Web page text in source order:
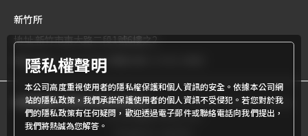
新竹所
地址新竹市東大路二段1號6樓之2
電話886-3-534-9161
商標權屬世界專利有限公司所有© World Patent Limited Company
Inc All Rights Reserved.
隱私權聲明
本公司高度重視使用者的隱私權保護和個人資訊的安全。依據本公司網
站的隱私政策，我們承諾保護使用者的個人資訊不受侵犯。若您對於我
們的隱私政策有任何疑問，歡迎透過電子郵件或聯絡電話向我們提出，
我們將熱誠為您解答。